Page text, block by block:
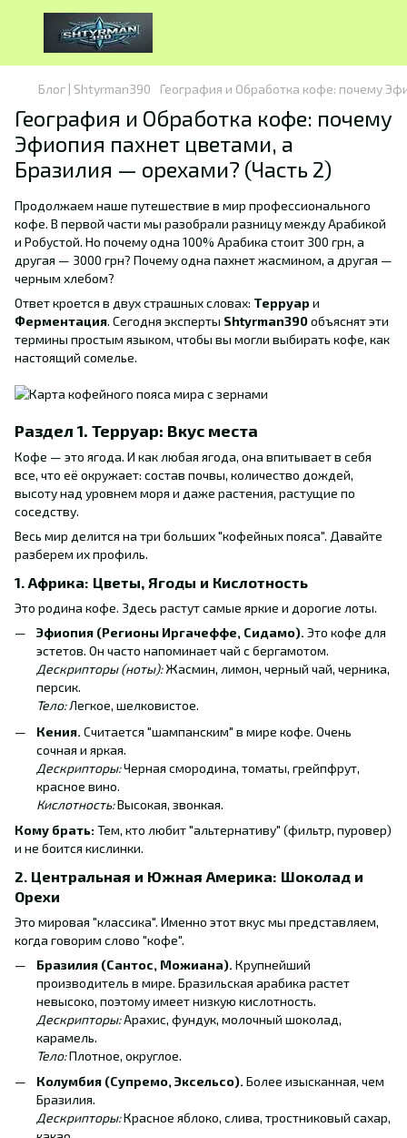
Блог | Shtyrman390 География и Обработка кофе: почему
География и Обработка кофе: почему
Эфиопия пахнет цветами, а
Бразилия — орехами? (Часть 2)
Продолжаем наше путешествие в мир профессионального
кофе. В первой части мы разобрали разницу между Арабикой
и Робустой. Но почему одна 100% Арабика стоит 300 грн, а
другая — 3000 грн? Почему одна пахнет жасмином, а другая —
черным хлебом?
Ответ кроется в двух страшных словах: Терруар и
Ферментация. Сегодня эксперты Shtyrman390объяснят эти
термины простым языком, чтобы вы могли выбирать кофе, как
настоящий сомелье.
Раздел 1. Терруар: Вкус места
Кофе — это ягода. И как любая ягода, она впитывает в себя
все, что её окружает: состав почвы, количество дождей,
высоту над уровнем моря и даже растения, растущие по
соседству.
Весь мир делится на три больших "кофейных пояса". Давайте
разберем их профиль.
1. Африка: Цветы, Ягоды и Кислотность
Это родина кофе. Здесь растут самые яркие и дорогие лоты.
Эфиопия (Регионы Иргачеффе, Сидамо). Это кофе для
эстетов. Он часто напоминает чай с бергамотом.
Дескрипторы (ноты):Жасмин, лимон, черный чай, черника,
персик.
Тело:Легкое, шелковистое.
Кения. Считается "шампанским" в мире кофе. Очень
сочная и яркая.
Дескрипторы:Черная смородина, томаты, грейпфрут,
красное вино.
Кислотность:Высокая, звонкая.
Кому брать:Тем, кто любит "альтернативу" (фильтр, пуровер)
и не боится кислинки.
2. Центральная и Южная Америка: Шоколад и
Орехи
Это мировая "классика". Именно этот вкус мы представляем,
когда говорим слово "кофе".
Бразилия (Сантос, Можиана). Крупнейший
производитель в мире. Бразильская арабика растет
невысоко, поэтому имеет низкую кислотность.
Дескрипторы:Арахис, фундук, молочный шоколад,
карамель.
Тело:Плотное, округлое.
Колумбия (Супремо, Эксельсо). Более изысканная, чем
Бразилия.
Дескрипторы:Красное яблоко, слива, тростниковый сахар,